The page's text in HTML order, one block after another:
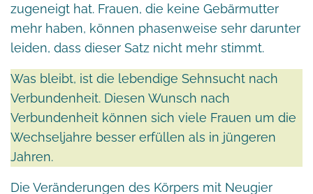
zugeneigt hat. Frauen, die keine Gebärmutter
mehr haben, können phasenweise sehr darunter
leiden, dass dieser Satz nicht mehr stimmt.
Was bleibt, ist die lebendige Sehnsucht nach
Verbundenheit. Diesen Wunsch nach
Verbundenheit können sich viele Frauen um die
Wechseljahre besser erfüllen als in jüngeren
Jahren.
Die Veränderungen des Körpers mit Neugier